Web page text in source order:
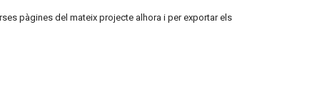
pàgines del mateix projecte alhora i per exportar els